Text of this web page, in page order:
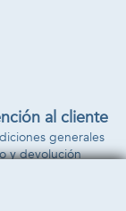
al cliente
generales
y devolución